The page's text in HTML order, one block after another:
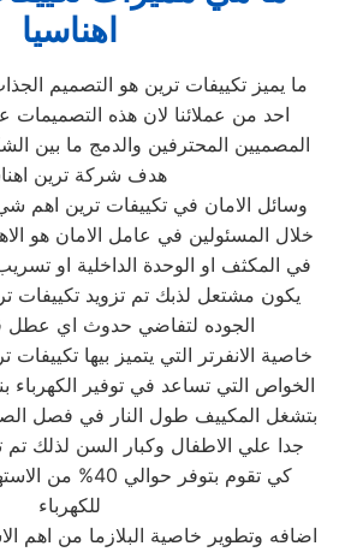
اهناسيا
ما يميز تكييفات ترين هو التصميم
احد من عملائنا لان هذه التصميمات
المصميين المحترفين والدمج ما بين
هدف شركة ترين
وسائل الامان في تكييفات ترين اهم
خلال المسئولين في عامل الامان هو
في المكثف او الوحدة الداخلية او
يكون مشتعل لذبك تم تزويد تكييفات
الجوده لتفاضي حدوث اي
خاصية الانفرتر التي يتميز بيها
الخواص التي تساعد في توفير الكهرباء
بتشغل المكييف طول النار في فصل
جدا علي الاطفال وكبار السن لذلك تم
كي تقوم بتوفر
للكهرباء
اضافه وتطوير خاصية البلازما من اهم